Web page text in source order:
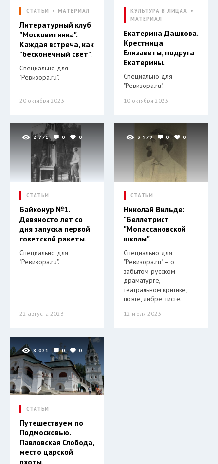
СТАТЬИ МАТЕРИАЛ
Литературный клуб
"Московитянка".
Каждая встреча, как
"бесконечный свет".
Специально для
"Ревизора.ru".
20 октября 2023
КУЛЬТУРА В ЛИЦАХ
МАТЕРИАЛ
Екатерина Дашкова.
Крестница
Елизаветы, подруга
Екатерины.
Специально для
"Ревизора.ru".
10 октября 2023
2 771 0 0
СТАТЬИ
Байконур №1.
Девяносто лет со
дня запуска первой
советской ракеты.
Специально для
"Ревизора.ru".
22 августа 2023
3 979 0 0
СТАТЬИ
Николай Вильде:
"Беллетрист
"Мопассановской
школы".
Специально для
"Ревизора.ru" – о
забытом русском
драматурге,
театральном критике,
поэте, либреттисте.
12 июля 2023
8 021 0 0
СТАТЬИ
Путешествуем по
Подмосковью.
Павловская Слобода,
место царской
охоты.